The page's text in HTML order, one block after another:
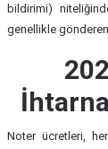
bildirimi)
genellikle
Noter ücretleri, her